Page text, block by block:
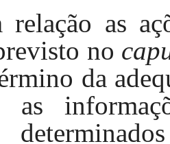
relação as
no
da